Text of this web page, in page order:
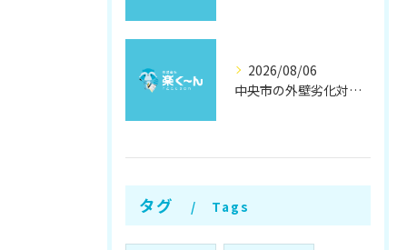
2026/08/06
中央市の外壁劣化対策と補修方法
タグ Tags